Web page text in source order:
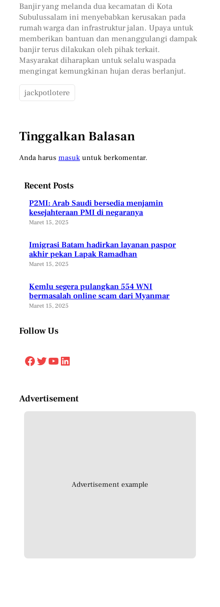
Banjir yang melanda dua kecamatan di Kota
Subulussalam ini menyebabkan kerusakan pada
rumah warga dan infrastruktur jalan. Upaya untuk
memberikan bantuan dan menanggulangi dampak
banjir terus dilakukan oleh pihak terkait.
Masyarakat diharapkan untuk selalu waspada
mengingat kemungkinan hujan deras berlanjut.
jackpotlotere
Tinggalkan Balasan
Anda harus masukuntuk berkomentar.
Recent Posts
P2MI: Arab Saudi bersedia menjamin
kesejahteraan PMI di negaranya
Maret 15, 2025
Imigrasi Batam hadirkan layanan paspor
akhir pekan Lapak Ramadhan
Maret 15, 2025
Kemlu segera pulangkan 554 WNI
bermasalah online scam dari Myanmar
Maret 15, 2025
Follow Us
Facebook Twitter YouTube LinkedIn
Advertisement
Advertisement example